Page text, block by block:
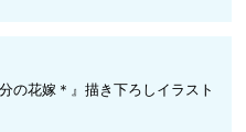
の花嫁＊』描き下ろしイラスト